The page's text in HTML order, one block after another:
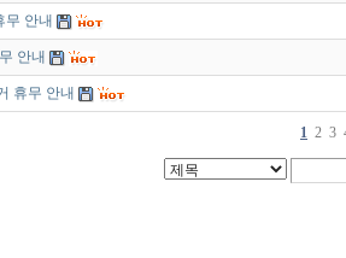
무 안내
안내
휴무 안내
1 2 3